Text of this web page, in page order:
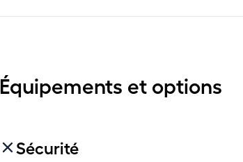
Équipements et options
Sécurité